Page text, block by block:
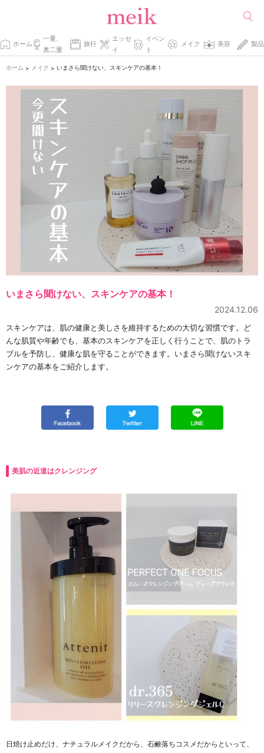
ホーム
一重、
奥二重
旅行
エッセ
イ
イベン
ト
メイク 美容 製品
ホーム > メイク > いまさら聞けない、スキンケアの基本！
いまさら聞けない、スキンケアの基本！
2024.12.06
スキンケアは、肌の健康と美しさを維持するための大切な習慣です。ど
んな肌質や年齢でも、基本のスキンケアを正しく行うことで、肌のトラ
ブルを予防し、健康な肌を守ることができます。いまさら聞けないスキ
ンケアの基本をご紹介します。
美肌の近道はクレンジング
日焼け止めだけ、ナチュラルメイクだから、石鹸落ちコスメだからといって、